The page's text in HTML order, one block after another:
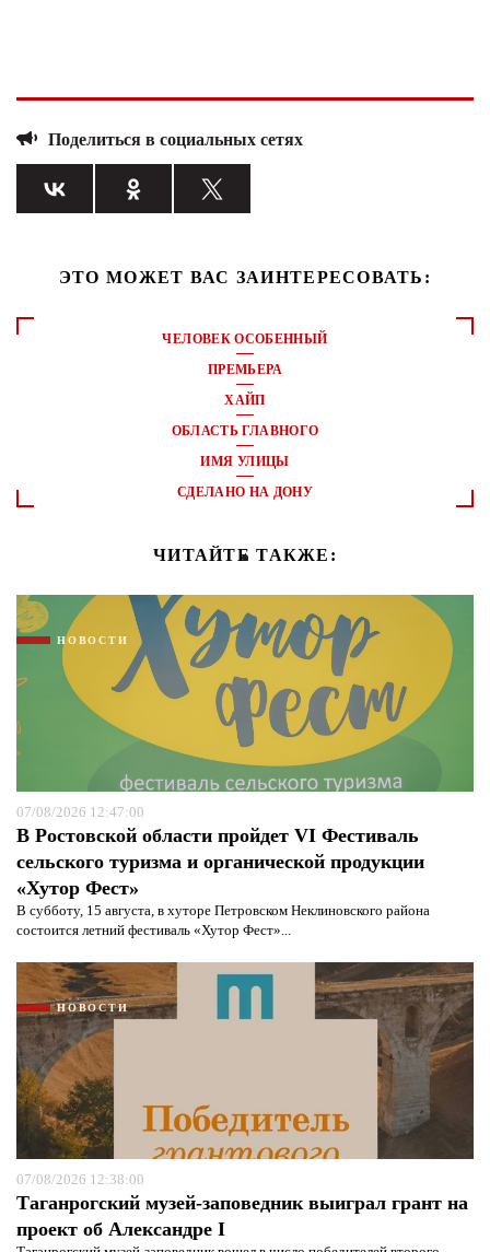
Поделиться в социальных сетях
ЭТО МОЖЕТ ВАС ЗАИНТЕРЕСОВАТЬ:
ЧЕЛОВЕК ОСОБЕННЫЙ
ПРЕМЬЕРА
ХАЙП
ОБЛАСТЬ ГЛАВНОГО
ИМЯ УЛИЦЫ
СДЕЛАНО НА ДОНУ
ЧИТАЙТЕ ТАКЖЕ:
НОВОСТИ
07/08/2026 12:47:00
В Ростовской области пройдет VI Фестиваль
сельского туризма и органической продукции
«Хутор Фест»
В субботу, 15 августа, в хуторе Петровском Неклиновского района
состоится летний фестиваль «Хутор Фест»...
НОВОСТИ
07/08/2026 12:38:00
Таганрогский музей-заповедник выиграл грант на
проект об Александре I